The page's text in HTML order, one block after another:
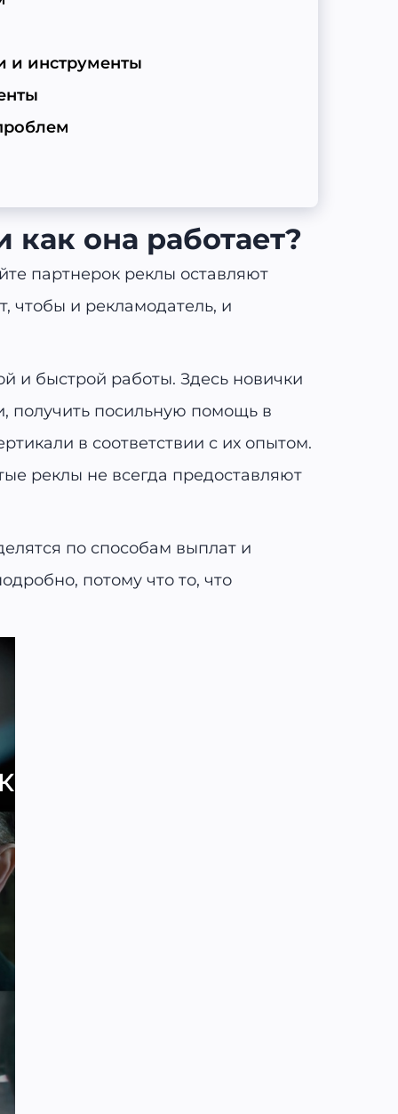
и инструменты
она работает?
партнерок реклы оставляют
чтобы и рекламодатель, и
и быстрой работы. Здесь новички
получить посильную помощь в
в соответствии с их опытом.
реклы не всегда предоставляют
по способам выплат и
потому что то, что